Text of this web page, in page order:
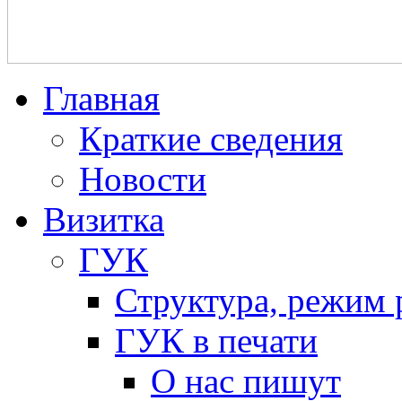
Главная
Краткие сведения
Новости
Визитка
ГУК
Структура, режим
ГУК в печати
О нас пишут